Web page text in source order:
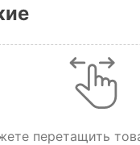
перетащить